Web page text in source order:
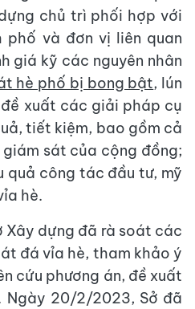
chủ trì phối hợp với
phố và đơn vị liên quan
giá kỹ các nguyên nhân
hè phố bị bong bật, lún
xuất các giải pháp cụ
tiết kiệm, bao gồm cả
sát của cộng đồng;
quả công tác đầu tư, mỹ
hè.
Xây dựng đã rà soát các
đá vỉa hè, tham khảo ý
cứu phương án, đề xuất
Ngày 20/2/2023, Sở đã